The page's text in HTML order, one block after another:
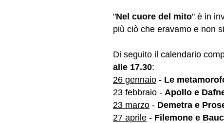
"Nel cuore del mito" è in
più ciò che eravamo e non
Di seguito il calendario
alle 17.30:
26 gennaio - Le
23 febbraio - Apollo e
23 marzo - Demetra e
27 aprile - Filemone e